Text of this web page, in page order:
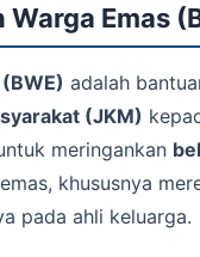
Emas
adalah
(JKM)
meringankan
khususnya
pada ahli keluarga.